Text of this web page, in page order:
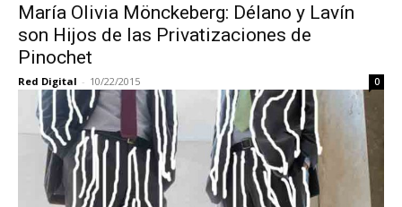
María Olivia Mönckeberg: Délano y Lavín
son Hijos de las Privatizaciones de
Pinochet
Red Digital - 10/22/2015 0